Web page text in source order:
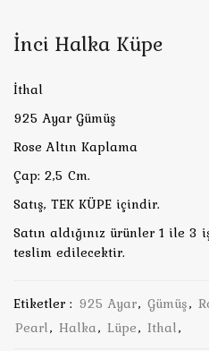
İnci Halka Küpe
İthal
925 Ayar Gümüş
Rose Altın Kaplama
Çap: 2,5 Cm.
Satış, TEK KÜPE içindir.
Satın aldığınız ürünler 1 ile
teslim edilecektir.
Etiketler : 925 Ayar, Gümüş,
Pearl, Halka, Lüpe, Ithal,